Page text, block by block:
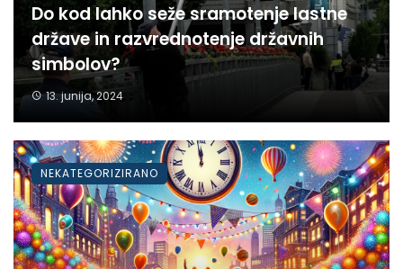
Do kod lahko seže sramotenje lastne
države in razvrednotenje državnih
simbolov?
13. junija, 2024
NEKATEGORIZIRANO